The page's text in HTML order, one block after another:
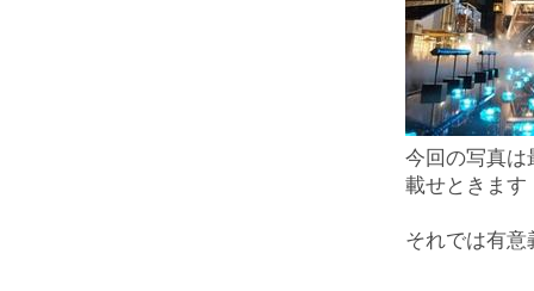
今回の写真は
載せときます
それでは有意